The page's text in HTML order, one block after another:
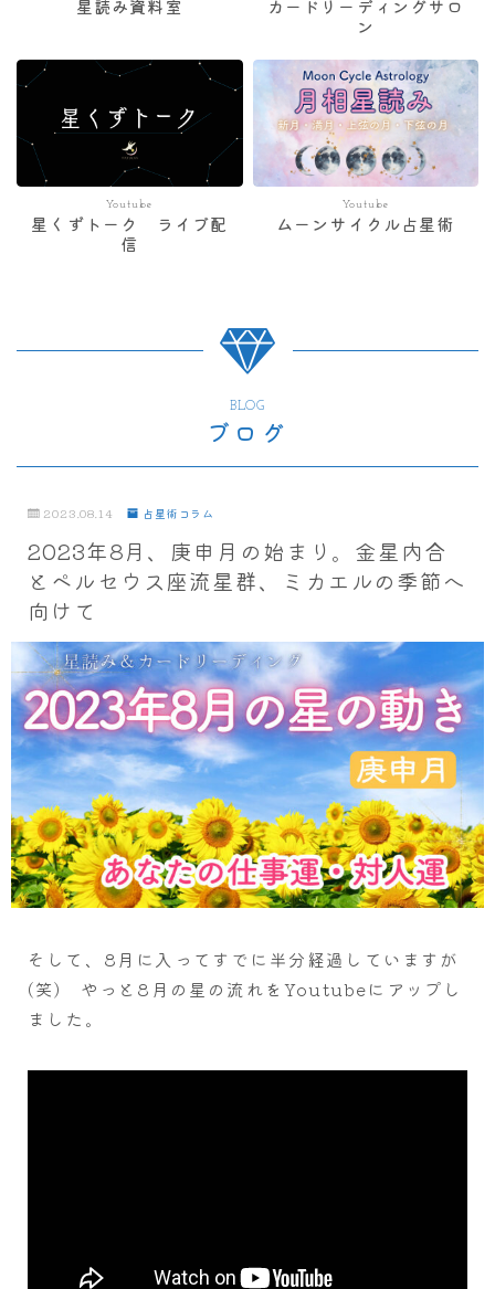
星読み資料室
カードリーディングサロ
ン
Youtube
星くずトーク ライブ配
信
Youtube
ムーンサイクル占星術
BLOG
ブログ
2023.08.14 占星術コラム
2023年8月、庚申月の始まり。金星内合
とペルセウス座流星群、ミカエルの季節へ
向けて
そして、8月に入ってすでに半分経過していますが
(笑) やっと8月の星の流れをYoutubeにアップし
ました。